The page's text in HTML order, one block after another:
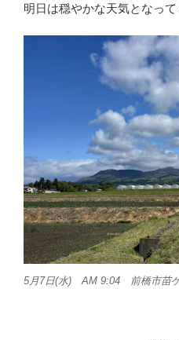
明日は穏やかな天気となって
5月7日(水) AM 9:04 前橋市苗